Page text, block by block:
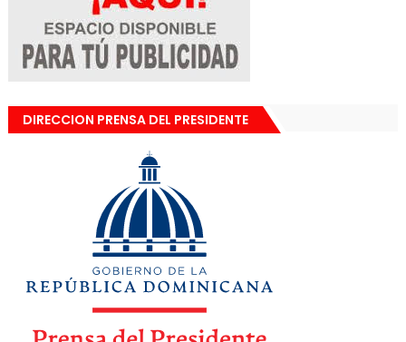
DIRECCION PRENSA DEL PRESIDENTE